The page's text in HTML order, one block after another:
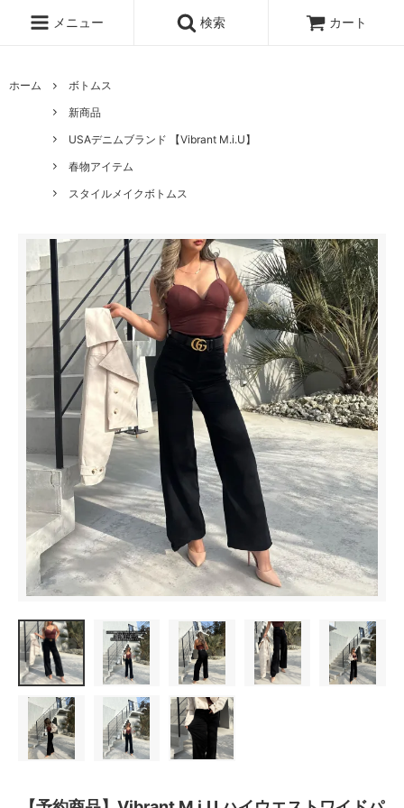
メニュー 検索 カート
ホーム
ボトムス
新商品
USAデニムブランド 【Vibrant M.i.U】
春物アイテム
スタイルメイクボトムス